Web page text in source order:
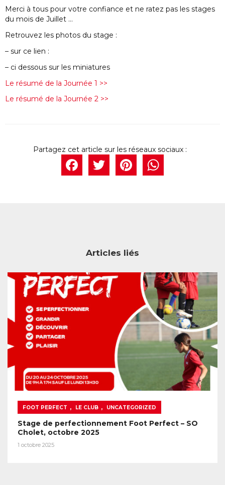
Merci à tous pour votre confiance et ne ratez pas les stages
du mois de Juillet …
Retrouvez les photos du stage :
– sur ce lien :
– ci dessous sur les miniatures
Le résumé de la Journée 1 >>
Le résumé de la Journée 2 >>
Facebook
Twitter
Articles liés
FOOT PERFECT , LE CLUB , UNCATEGORIZED
Stage de perfectionnement Foot Perfect – SO
Cholet, octobre 2025
1 octobre 2025